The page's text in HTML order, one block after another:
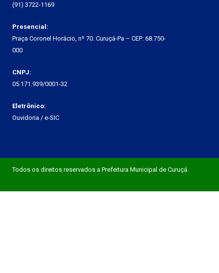
(91) 3722-1169
Presencial:
Praça Coronel Horácio, nº 70. Curuçá-Pa – CEP: 68.750-
000
CNPJ:
05.171.939/0001-32
Eletrônico:
Ouvidoria / e-SIC
Todos os direitos reservados a Prefeitura Municipal de Curuçá.